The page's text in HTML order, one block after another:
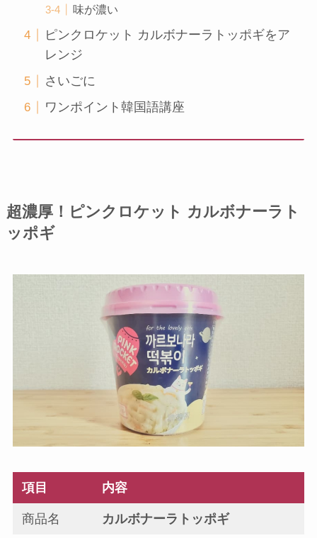
味が濃い
ピンクロケット カルボナーラトッポギをア
レンジ
さいごに
ワンポイント韓国語講座
超濃厚！ピンクロケット カルボナーラト
ッポギ
項目 内容
商品名 カルボナーラトッポギ